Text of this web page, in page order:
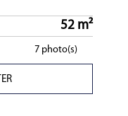
52 m²
7 photo(s)